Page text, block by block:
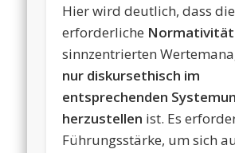
Hier wird deutlich, dass die
erforderliche Normativität
sinnzentrierten
nur diskursethisch im
entsprechenden
herzustellen ist. Es
Führungsstärke, um sich